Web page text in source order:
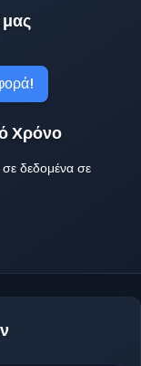
Χρόνο
σε δεδομένα σε